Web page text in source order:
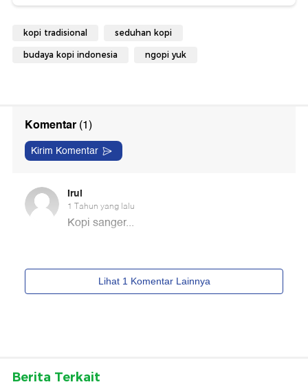
kopi tradisional seduhan kopi
budaya kopi indonesia ngopi yuk
Berita Terkait